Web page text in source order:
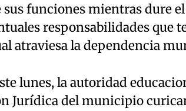
sus funciones mientras dure
responsabilidades que
atraviesa la dependencia
lunes, la autoridad
Jurídica del municipio